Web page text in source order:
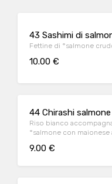
43 Sashimi di
Fettine di °salmone
10.00 €
44 Chirashi salmone
Riso bianco
°salmone con maionese
9.00 €